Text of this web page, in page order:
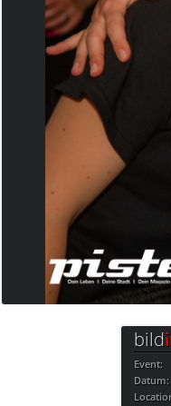
bild
Event:
Datum: